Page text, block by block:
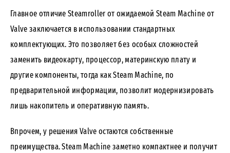
Главное отличие Steamroller от ожидаемой Steam Machine от
Valve заключается в использовании стандартных
комплектующих. Это позволяет без особых сложностей
заменить видеокарту, процессор, материнскую плату и
другие компоненты, тогда как Steam Machine, по
предварительной информации, позволит модернизировать
лишь накопитель и оперативную память.
Впрочем, у решения Valve остаются собственные
преимущества. Steam Machine заметно компактнее и получит